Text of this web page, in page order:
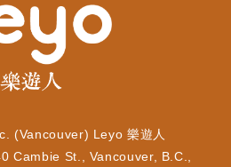
(Vancouver) Leyo 樂遊人
Cambie St., Vancouver, B.C.,